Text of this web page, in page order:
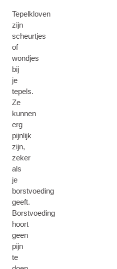
Tepelkloven
zijn
scheurtjes
of
wondjes
bij
je
tepels.
Ze
kunnen
erg
pijnlijk
zijn,
zeker
als
je
borstvoeding
geeft.
Borstvoeding
hoort
geen
pijn
te